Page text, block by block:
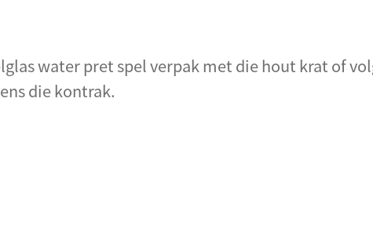
water pret spel verpak met die hout krat of
die kontrak.